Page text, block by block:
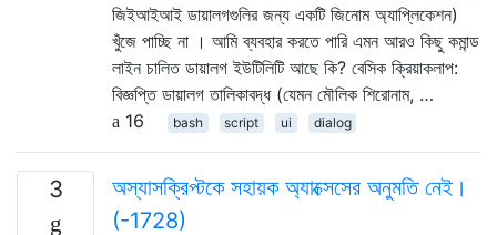
জিইআইআই ডায়ালগগুলির জন্য একটি জিনোম অ্যাপ্লিকেশন)
খুঁজে পাচ্ছি না । আমি ব্যবহার করতে পারি এমন আরও কিছু কমান্ড
লাইন চালিত ডায়ালগ ইউটিলিটি আছে কি? বেসিক ক্রিয়াকলাপ:
বিজ্ঞপ্তি ডায়ালগ তালিকাবদ্ধ (যেমন মৌলিক শিরোনাম, …
16
bash script ui dialog
3
অস্যাসক্রিপ্টকে সহায়ক অ্যাক্সেসের অনুমতি নেই।
(-1728)